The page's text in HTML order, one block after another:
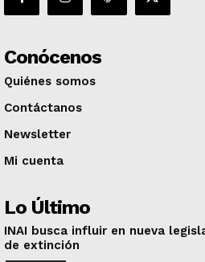
Conócenos
Quiénes somos
Contáctanos
Newsletter
Mi cuenta
Lo Último
INAI busca influir en nueva
de extinción